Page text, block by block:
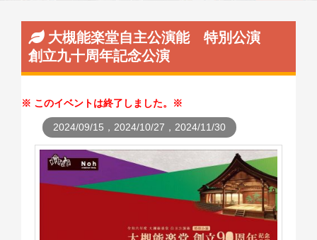
大槻能楽堂自主公演能 特別公演
創立九十周年記念公演
このイベントは終了しました。
2024/09/15，2024/10/27，2024/11/30